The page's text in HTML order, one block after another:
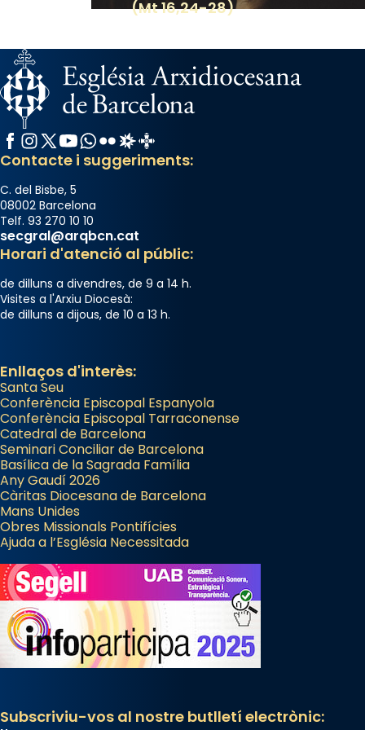
(Mt 16,24-28)
Facebook
Instagram
X / Twitter
YouTube
WhatsApp
FlickrRadio Estel
Catalunya Cristiana
Contacte i suggeriments:
C. del Bisbe, 5
08002 Barcelona
Telf. 93 270 10 10
secgral@arqbcn.cat
Horari d'atenció al públic:
de dilluns a divendres, de 9 a 14 h.
Visites a l'Arxiu Diocesà:
de dilluns a dijous, de 10 a 13 h.
Enllaços d'interès:
Santa Seu
Conferència Episcopal Espanyola
Conferència Episcopal Tarraconense
Catedral de Barcelona
Seminari Conciliar de Barcelona
Basílica de la Sagrada Família
Any Gaudí 2026
Càritas Diocesana de Barcelona
Mans Unides
Obres Missionals Pontifícies
Ajuda a l’Església Necessitada
Subscriviu-vos al nostre butlletí electrònic: